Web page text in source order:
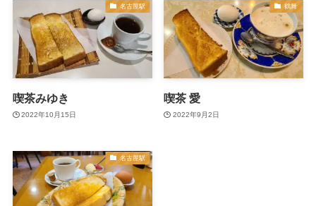
名古屋駅
喫茶みゆき
2022年10月15日
鶴舞
喫茶 愛
2022年9月2日
名古屋駅